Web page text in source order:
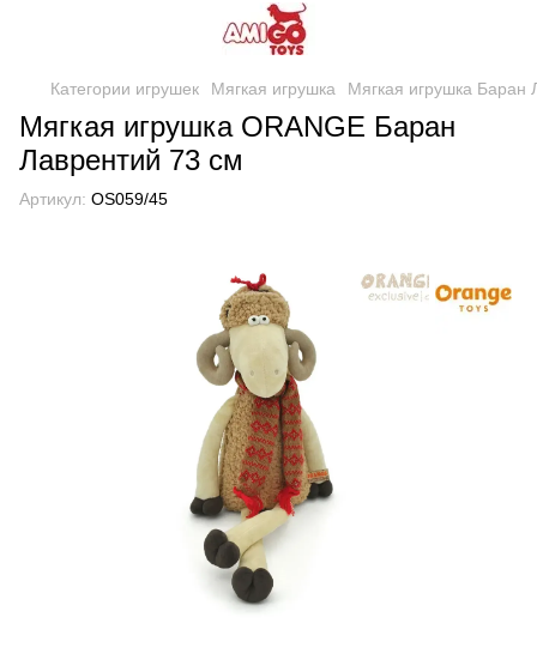
Категории игрушек Мягкая игрушка Мягкая игрушка Баран
Мягкая игрушка ORANGE Баран
Лаврентий 73 см
Артикул: OS059/45